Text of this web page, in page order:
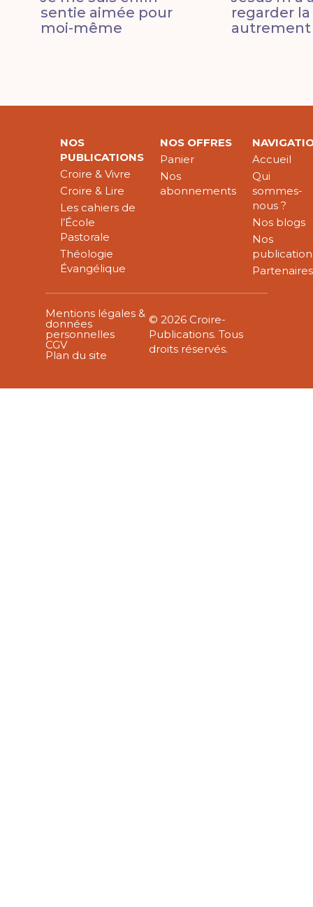
sentie aimée pour
moi-même
regarder
autrement
NOS
PUBLICATIONS
Croire & Vivre
Croire & Lire
Les cahiers de
l’École
Pastorale
Théologie
Évangélique
NOS OFFRES
Panier
Nos
abonnements
Accueil
Qui
sommes-
nous ?
Nos blogs
Nos
Partenaires
Mentions légales &
données
personnelles
CGV
Plan du site
© 2026 Croire-
Publications. Tous
droits réservés.